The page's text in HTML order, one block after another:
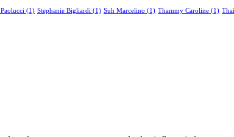
(1) Stephanie Bigliardi (1) Suh Marcelino (1) Thammy Caroline (1)